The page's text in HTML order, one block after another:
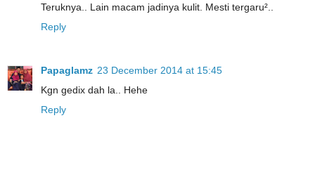
Teruknya.. Lain macam jadinya kulit. Mesti tergaru²..
Reply
Papaglamz 23 December 2014 at 15:45
Kgn gedix dah la.. Hehe
Reply